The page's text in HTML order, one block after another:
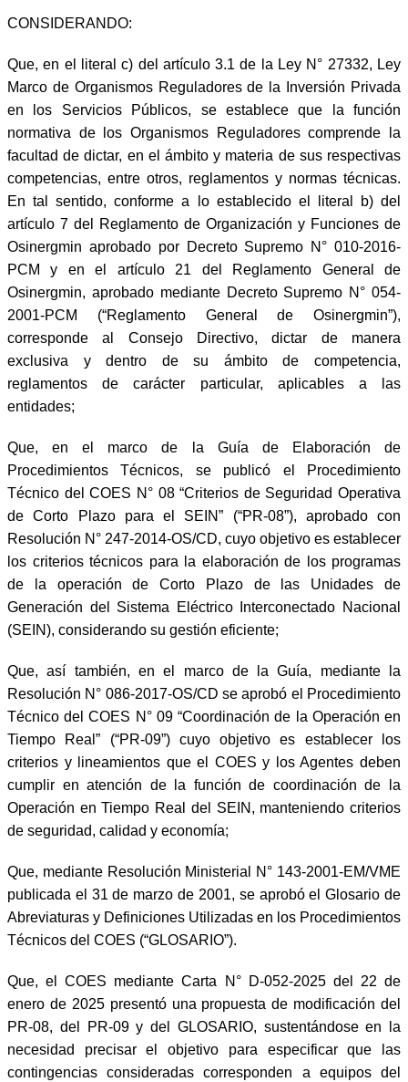
CONSIDERANDO:
Que, en el literal c) del artículo 3.1 de la Ley N° 27332, Ley
Marco de Organismos Reguladores de la Inversión Privada
en los Servicios Públicos, se establece que la función
normativa de los Organismos Reguladores comprende la
facultad de dictar, en el ámbito y materia de sus respectivas
competencias, entre otros, reglamentos y normas técnicas.
En tal sentido, conforme a lo establecido el literal b) del
artículo 7 del Reglamento de Organización y Funciones de
Osinergmin aprobado por Decreto Supremo N° 010-2016-
PCM y en el artículo 21 del Reglamento General de
Osinergmin, aprobado mediante Decreto Supremo N° 054-
2001-PCM (“Reglamento General de Osinergmin”),
corresponde al Consejo Directivo, dictar de manera
exclusiva y dentro de su ámbito de competencia,
reglamentos de carácter particular, aplicables a las
entidades;
Que, en el marco de la Guía de Elaboración de
Procedimientos Técnicos, se publicó el Procedimiento
Técnico del COES N° 08 “Criterios de Seguridad Operativa
de Corto Plazo para el SEIN” (“PR-08”), aprobado con
Resolución N° 247-2014-OS/CD, cuyo objetivo es establecer
los criterios técnicos para la elaboración de los programas
de la operación de Corto Plazo de las Unidades de
Generación del Sistema Eléctrico Interconectado Nacional
(SEIN), considerando su gestión eficiente;
Que, así también, en el marco de la Guía, mediante la
Resolución N° 086-2017-OS/CD se aprobó el Procedimiento
Técnico del COES N° 09 “Coordinación de la Operación en
Tiempo Real” (“PR-09”) cuyo objetivo es establecer los
criterios y lineamientos que el COES y los Agentes deben
cumplir en atención de la función de coordinación de la
Operación en Tiempo Real del SEIN, manteniendo criterios
de seguridad, calidad y economía;
Que, mediante Resolución Ministerial N° 143-2001-EM/VME
publicada el 31 de marzo de 2001, se aprobó el Glosario de
Abreviaturas y Definiciones Utilizadas en los Procedimientos
Técnicos del COES (“GLOSARIO”).
Que, el COES mediante Carta N° D-052-2025 del 22 de
enero de 2025 presentó una propuesta de modificación del
PR-08, del PR-09 y del GLOSARIO, sustentándose en la
necesidad precisar el objetivo para especificar que las
contingencias consideradas corresponden a equipos del